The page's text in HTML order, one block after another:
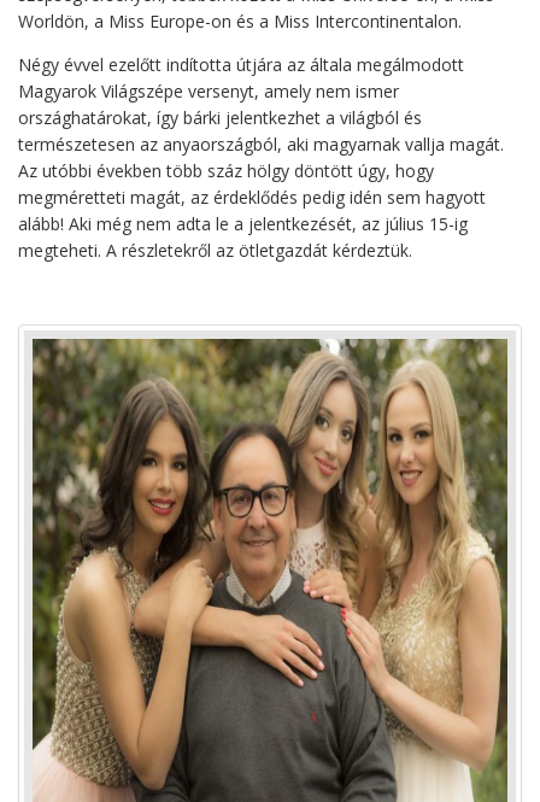
Worldön, a Miss Europe-on és a Miss Intercontinentalon.
Négy évvel ezelőtt indította útjára az általa megálmodott
Magyarok Világszépe versenyt, amely nem ismer
országhatárokat, így bárki jelentkezhet a világból és
természetesen az anyaországból, aki magyarnak vallja magát.
Az utóbbi években több száz hölgy döntött úgy, hogy
megméretteti magát, az érdeklődés pedig idén sem hagyott
alább! Aki még nem adta le a jelentkezését, az július 15-ig
megteheti. A részletekről az ötletgazdát kérdeztük.